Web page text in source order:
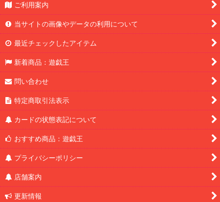
ご利用案内
当サイトの画像やデータの利用について
最近チェックしたアイテム
新着商品：遊戯王
問い合わせ
特定商取引法表示
カードの状態表記について
おすすめ商品：遊戯王
プライバシーポリシー
店舗案内
更新情報